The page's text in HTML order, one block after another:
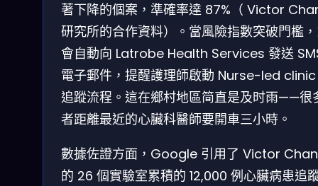
著下降的個案，準確率達 87%（ Victor
研究所的合作資料）。當風險指數突破門檻
會自動向 Latrobe Health Services 發送
電子郵件，提醒護理師啟動 Nurse-led
追蹤流程。這在鄉村地區简直是及时雨——很
者距離最近的心臟科醫師要開車三小時。
數據佐證方面，Google 引用了 Victor
的 26 個實驗室累積的 12,000 例心臟病患追